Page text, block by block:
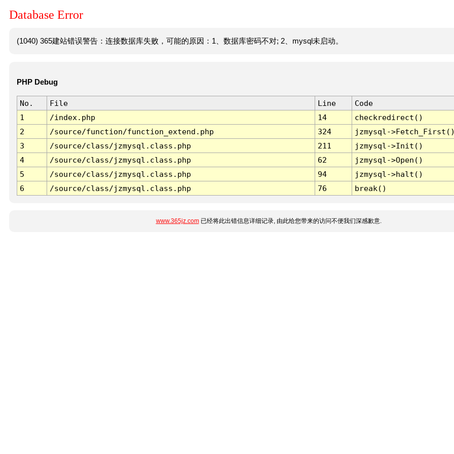
Database Error
(1040) 365建站错误警告：连接数据库失败，可能的原因：1、数据库密码不对; 2、mysql未启动。
PHP Debug
No. File Line
Code
1
/index.php 14
checkredirect()
2
/source/function/function_extend.php 324
jzmysql-
3
/source/class/jzmysql.class.php 211
jzmysql->Init()
4
/source/class/jzmysql.class.php 62
jzmysql->Open()
5
/source/class/jzmysql.class.php 94
jzmysql->halt()
6
/source/class/jzmysql.class.php 76 break()
www.365jz.com已经将此出错信息详细记录, 由此给您带来的访问不便我们深感歉意.